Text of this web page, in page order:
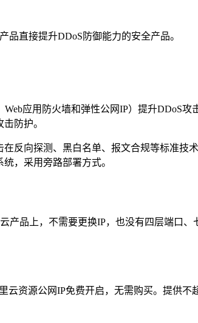
品直接提升DDoS防御能力的安全产品。
应用防火墙和弹性公网IP）提升DDoS
防护。
反向探测、黑白名单、报文合规等标准技
，采用旁路部署方式。
产品上，不需要更换IP，也没有四层端口
资源公网IP免费开启，无需购买。提供不